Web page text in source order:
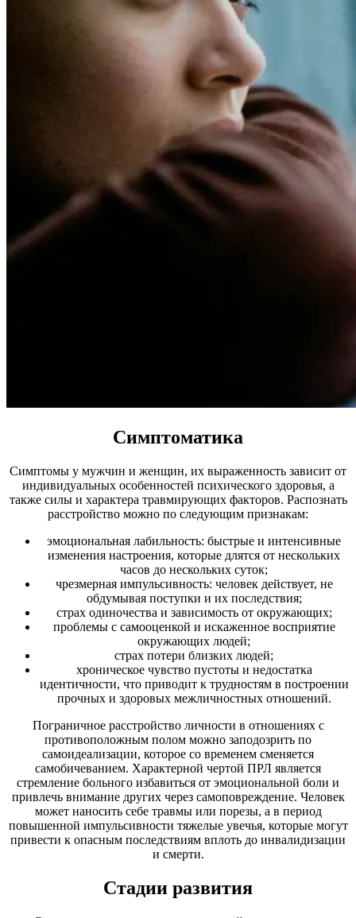
Симптоматика
Симптомы у мужчин и женщин, их выраженность зависит от
индивидуальных особенностей психического здоровья, а
также силы и характера травмирующих факторов. Распознать
расстройство можно по следующим признакам:
эмоциональная лабильность: быстрые и интенсивные
изменения настроения, которые длятся от нескольких
часов до нескольких суток;
чрезмерная импульсивность: человек действует, не
обдумывая поступки и их последствия;
страх одиночества и зависимость от окружающих;
проблемы с самооценкой и искаженное восприятие
окружающих людей;
страх потери близких людей;
хроническое чувство пустоты и недостатка
идентичности, что приводит к трудностям в построении
прочных и здоровых межличностных отношений.
Пограничное расстройство личности в отношениях с
противоположным полом можно заподозрить по
самоидеализации, которое со временем сменяется
самобичеванием. Характерной чертой ПРЛ является
стремление больного избавиться от эмоциональной боли и
привлечь внимание других через самоповреждение. Человек
может наносить себе травмы или порезы, а в период
повышенной импульсивности тяжелые увечья, которые могут
привести к опасным последствиям вплоть до инвалидизации
и смерти.
Стадии развития